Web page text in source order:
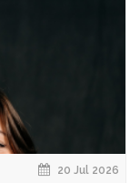
20 Jul 2026